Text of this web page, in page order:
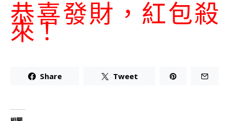
恭喜發財，紅包殺
來！
Share Tweet